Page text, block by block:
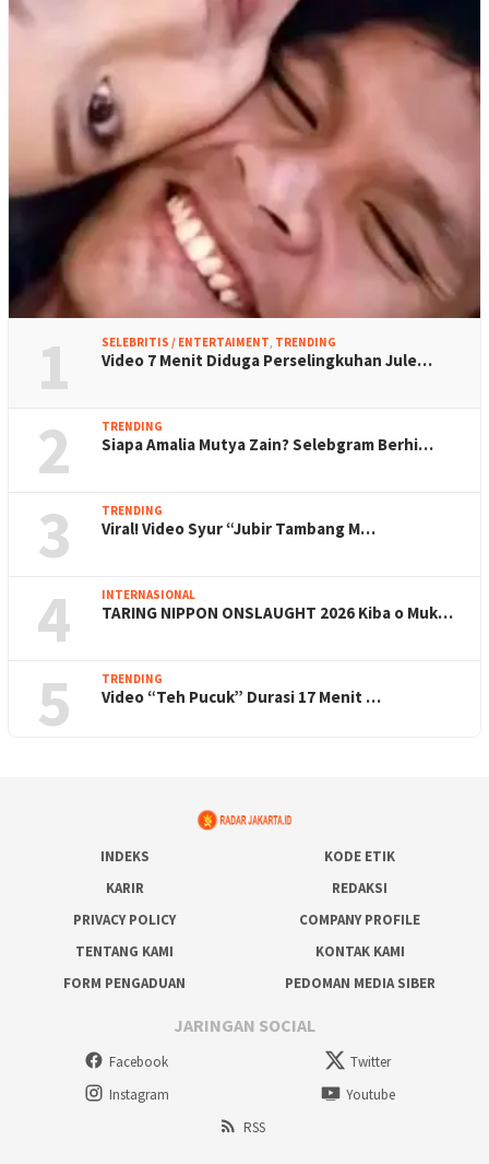
1 SELEBRITIS / ENTERTAIMENT, TRENDING
Video 7 Menit Diduga Perselingkuhan Jule…
2 TRENDING
Siapa Amalia Mutya Zain? Selebgram Berhi…
3 TRENDING
Viral! Video Syur “Jubir Tambang M…
4 INTERNASIONAL
TARING NIPPON ONSLAUGHT 2026 Kiba o Muk…
5 TRENDING
Video “Teh Pucuk” Durasi 17 Menit …
INDEKS
KODE ETIK
KARIR
REDAKSI
PRIVACY POLICY
COMPANY PROFILE
TENTANG KAMI
KONTAK KAMI
FORM PENGADUAN
PEDOMAN MEDIA SIBER
JARINGAN SOCIAL
Facebook
Twitter
Instagram
Youtube
RSS